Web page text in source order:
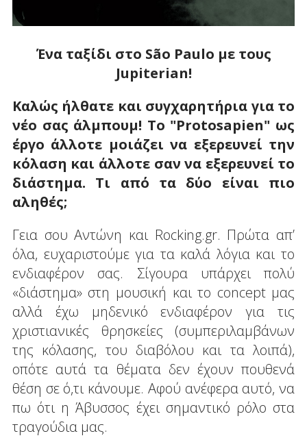
Ένα ταξίδι στο São Paulo με τους
Jupiterian!
Καλώς ήλθατε και συγχαρητήρια για το
νέο σας άλμπουμ! Το "Protosapien" ως
έργο άλλοτε μοιάζει να εξερευνεί την
κόλαση και άλλοτε σαν να εξερευνεί το
διάστημα. Τι από τα δύο είναι πιο
αληθές;
Γεια σου Αντώνη και Rocking.gr. Πρώτα απ’
όλα, ευχαριστούμε για τα καλά λόγια και το
ενδιαφέρον σας. Σίγουρα υπάρχει πολύ
«διάστημα» στη μουσική και το concept μας
αλλά έχω μηδενικό ενδιαφέρον για τις
χριστιανικές θρησκείες (συμπεριλαμβάνων
της κόλασης, του διαβόλου και τα λοιπά),
οπότε αυτά τα θέματα δεν έχουν πουθενά
θέση σε ό,τι κάνουμε. Αφού ανέφερα αυτό, να
πω ότι η Άβυσσος έχει σημαντικό ρόλο στα
τραγούδια μας.